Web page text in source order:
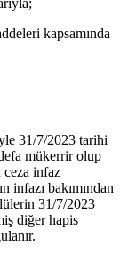
kapsamında
31/7/2023 tarihi
mükerrir olup
ceza infaz
infazı bakımından
31/7/2023
diğer hapis